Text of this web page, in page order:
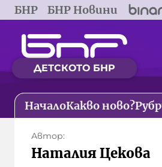
БНР БНР Новини
ДЕТСКОТО БНР
НачалоКакво ново?
Автор:
Наталия Цекова